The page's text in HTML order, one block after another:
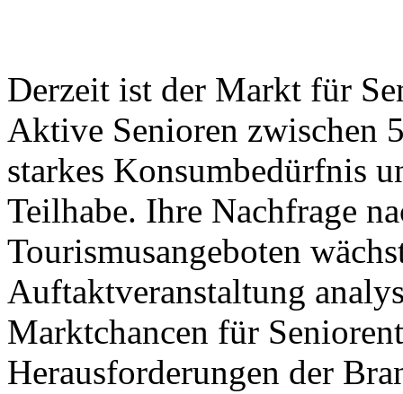
Derzeit ist der Markt für
Aktive Senioren zwischen
starkes Konsumbedürfnis
Teilhabe. Ihre Nachfrage
Tourismusangeboten
Auftaktveranstaltung
Marktchancen für
Herausforderungen der